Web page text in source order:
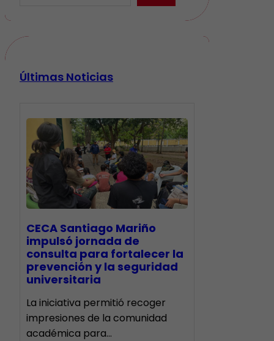
Últimas Noticias
CECA Santiago Mariño
impulsó jornada de
consulta para fortalecer la
prevención y la seguridad
universitaria
La iniciativa permitió recoger
impresiones de la comunidad
académica para…